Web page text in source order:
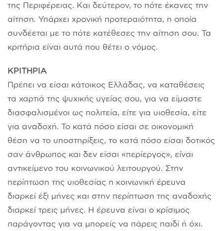
της Περιφέρειας. Και δεύτερον, το πότε έκανες την
αίτηση. Υπάρχει χρονική προτεραιότητα, η οποία
συνδέεται με το πότε κατέθεσες την αίτηση σου. Τα
κριτήρια είναι αυτά που θέτει ο νόμος.
ΚΡΙΤΗΡΙΑ
Πρέπει να είσαι κάτοικος Ελλάδας, να καταθέσεις
τα χαρτιά της ψυχικής υγείας σου, για να είμαστε
διασφαλισμένοι ως πολιτεία, είτε για υιοθεσία, είτε
για αναδοχή. Το κατά πόσο είσαι σε οικονομική
θέση να το υποστηρίξεις, το κατά πόσο είσαι δοτικός
σαν άνθρωπος και δεν είσαι «περίεργος», είναι
αντικείμενο του κοινωνικού λειτουργού. Στην
περίπτωση της υιοθεσίας η κοινωνική έρευνα
διαρκεί έξι μήνες και στην περίπτωση της αναδοχής
διαρκεί τρεις μήνες. Η έρευνα είναι ο κρίσιμος
παράγοντας για να μπορείς να πάρεις παιδί ή όχι.